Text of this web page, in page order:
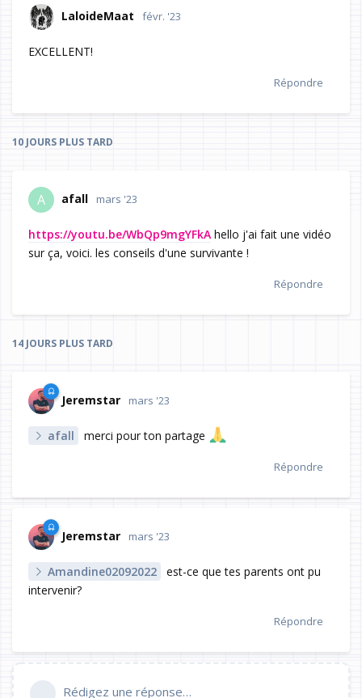
LaloideMaat févr. '23
EXCELLENT!
Répondre
10 JOURS PLUS TARD
A afall mars '23
https://youtu.be/WbQp9mgYFkA hello j'ai fait une vidéo
sur ça, voici. les conseils d'une survivante !
Répondre
14 JOURS PLUS TARD
Jeremstar mars '23
afall merci pour ton partage
Répondre
Jeremstar mars '23
Amandine02092022
est-ce que tes parents ont pu
intervenir?
Répondre
Rédigez une réponse…